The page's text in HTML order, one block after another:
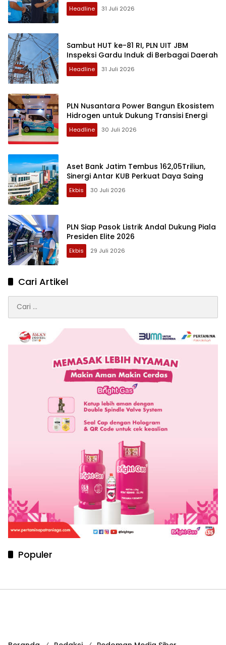
Headline 31 Juli 2026
Sambut HUT ke-81 RI, PLN UIT JBM
Inspeksi Gardu Induk di Berbagai Daerah
Headline 31 Juli 2026
PLN Nusantara Power Bangun Ekosistem
Hidrogen untuk Dukung Transisi Energi
Headline 30 Juli 2026
Aset Bank Jatim Tembus 162,05Triliun,
Sinergi Antar KUB Perkuat Daya Saing
Ekbis 30 Juli 2026
PLN Siap Pasok Listrik Andal Dukung Piala
Presiden Elite 2026
Ekbis 29 Juli 2026
Cari Artikel
untuk:
Populer